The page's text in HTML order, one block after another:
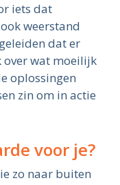
iets dat
weerstand
dat er
over wat moeilijk
oplossingen
zin om in actie
voor je?
zo naar buiten